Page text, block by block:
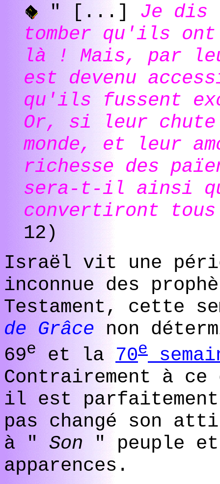
" [...]
Je dis
tomber qu'ils ont
là ! Mais, par
est devenu
qu'ils fussent
Or, si leur
monde, et leur
richesse des
sera-t-il ainsi
convertiront
12)
Israël vit une
inconnue des
Testament, cette
de Grâce non
69e et la 70e
Contrairement à
il est
pas changé son
à " Son
" peuple
apparences.